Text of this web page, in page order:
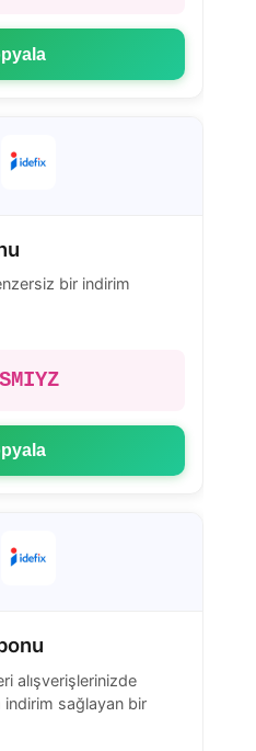
bir indirim
alışverişlerinizde
indirim sağlayan bir